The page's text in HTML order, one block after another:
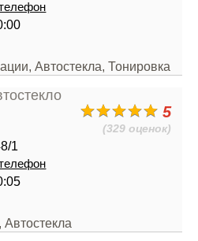
Автостекла, Тонировка
5
(329 оценок)
1